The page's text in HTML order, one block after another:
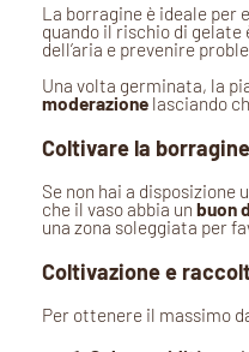
La borragine è ideale per
quando il rischio di
dell’aria e prevenire
Una volta germinata, la
moderazionelasciando
Coltivare la
Se non hai a
che il vaso abbia un buon
una zona soleggiata per
Coltivazione e
Per ottenere il massimo